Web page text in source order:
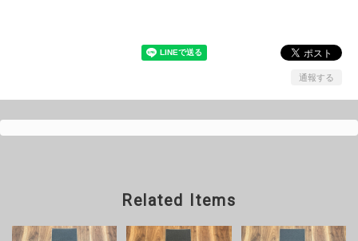
通報する
Related Items